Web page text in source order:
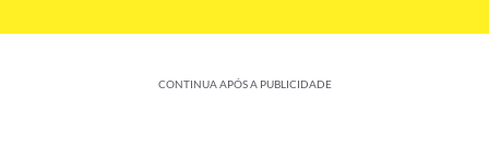
CONTINUA APÓS A PUBLICIDADE